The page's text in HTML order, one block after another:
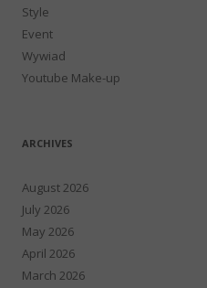
Style
Event
Wywiad
Youtube Make-up
ARCHIVES
August 2026
July 2026
May 2026
April 2026
March 2026